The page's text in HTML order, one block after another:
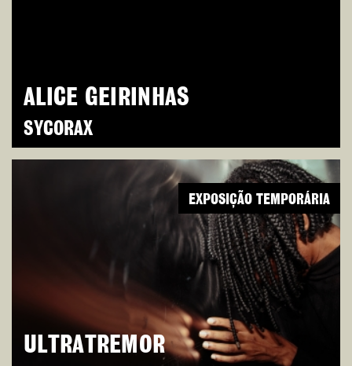
ALICE GEIRINHAS
SYCORAX
ULTRATREMOR
EXPOSIÇÃO TEMPORÁRIA